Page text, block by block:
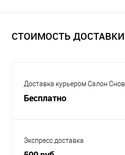
СТОИМОСТЬ ДОСТАВКИ
Доставка курьером Салон Снов
Бесплатно
Экспресс доставка